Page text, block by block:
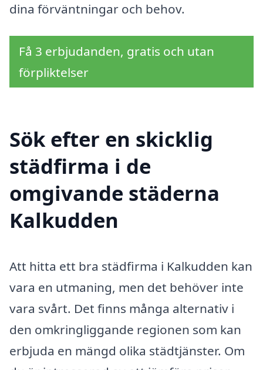
dina förväntningar och behov.
Få 3 erbjudanden, gratis och utan
förpliktelser
Sök efter en skicklig
städfirma i de
omgivande städerna
Kalkudden
Att hitta ett bra städfirma i Kalkudden kan
vara en utmaning, men det behöver inte
vara svårt. Det finns många alternativ i
den omkringliggande regionen som kan
erbjuda en mängd olika städtjänster. Om